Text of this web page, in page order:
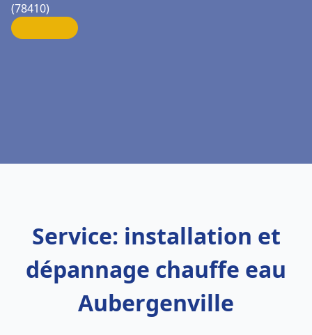
(78410)
Service: installation et
dépannage chauffe eau
Aubergenville